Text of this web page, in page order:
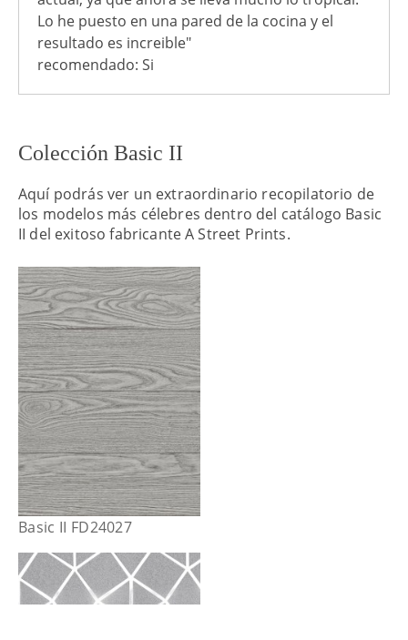
Lo he puesto en una pared de la cocina y el
resultado es increible"
recomendado: Si
Colección Basic II
Aquí podrás ver un extraordinario recopilatorio de
los modelos más célebres dentro del catálogo Basic
II del exitoso fabricante A Street Prints.
Basic II FD24027